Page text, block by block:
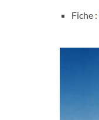
Fiche :